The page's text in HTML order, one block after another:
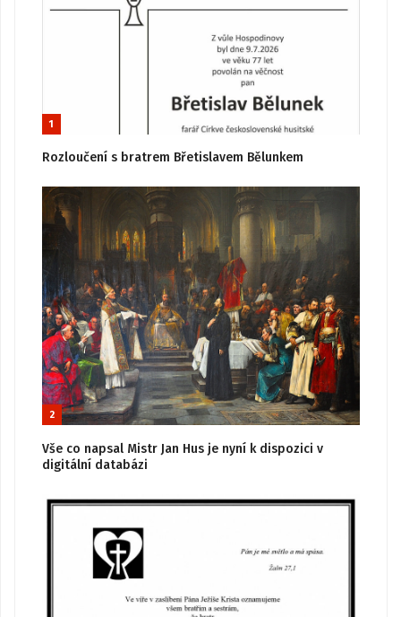
1
Rozloučení s bratrem Břetislavem Bělunkem
2
Vše co napsal Mistr Jan Hus je nyní k dispozici v
digitální databázi